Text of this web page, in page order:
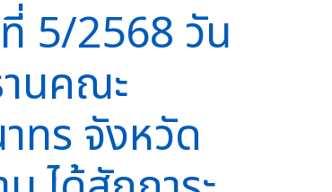
5/2568 วัน
นคณะ
ทร จังหวัด